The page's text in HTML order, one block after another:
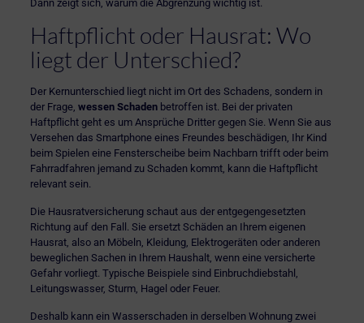
Dann zeigt sich, warum die Abgrenzung wichtig ist.
Haftpflicht oder Hausrat: Wo
liegt der Unterschied?
Der Kernunterschied liegt nicht im Ort des Schadens, sondern in
der Frage, wessen Schadenbetroffen ist. Bei der privaten
Haftpflicht geht es um Ansprüche Dritter gegen Sie. Wenn Sie aus
Versehen das Smartphone eines Freundes beschädigen, Ihr Kind
beim Spielen eine Fensterscheibe beim Nachbarn trifft oder beim
Fahrradfahren jemand zu Schaden kommt, kann die Haftpflicht
relevant sein.
Die Hausratversicherung schaut aus der entgegengesetzten
Richtung auf den Fall. Sie ersetzt Schäden an Ihrem eigenen
Hausrat, also an Möbeln, Kleidung, Elektrogeräten oder anderen
beweglichen Sachen in Ihrem Haushalt, wenn eine versicherte
Gefahr vorliegt. Typische Beispiele sind Einbruchdiebstahl,
Leitungswasser, Sturm, Hagel oder Feuer.
Deshalb kann ein Wasserschaden in derselben Wohnung zwei